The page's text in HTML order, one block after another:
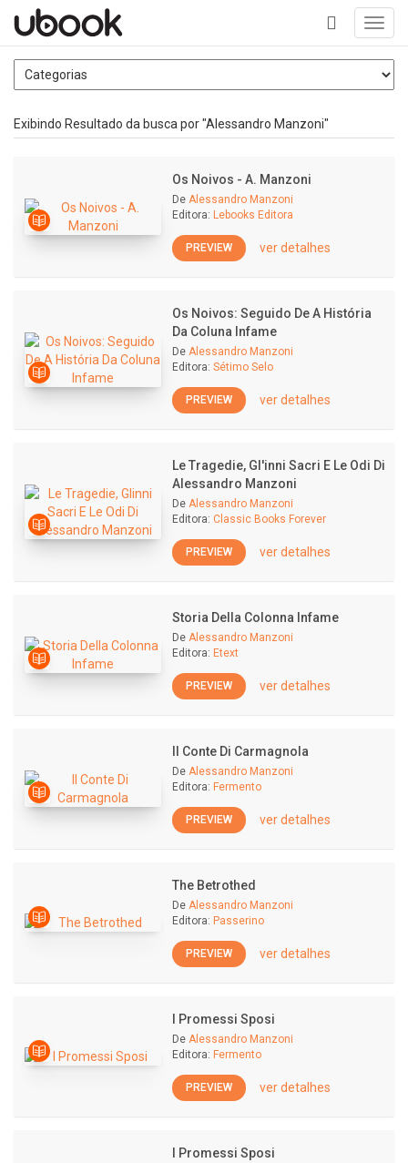
+
Exibindo Resultado da busca por "Alessandro Manzoni"
Os Noivos - A. Manzoni
De Alessandro Manzoni
Editora: Lebooks Editora
PREVIEW ver detalhes
Os Noivos: Seguido De A História
Da Coluna Infame
De Alessandro Manzoni
Editora: Sétimo Selo
PREVIEW ver detalhes
Le Tragedie, Gl'inni Sacri E Le Odi Di
Alessandro Manzoni
De Alessandro Manzoni
Editora: Classic Books Forever
PREVIEW ver detalhes
Storia Della Colonna Infame
De Alessandro Manzoni
Editora: Etext
PREVIEW ver detalhes
Il Conte Di Carmagnola
De Alessandro Manzoni
Editora: Fermento
PREVIEW ver detalhes
The Betrothed
De Alessandro Manzoni
Editora: Passerino
PREVIEW ver detalhes
I Promessi Sposi
De Alessandro Manzoni
Editora: Fermento
PREVIEW ver detalhes
I Promessi Sposi